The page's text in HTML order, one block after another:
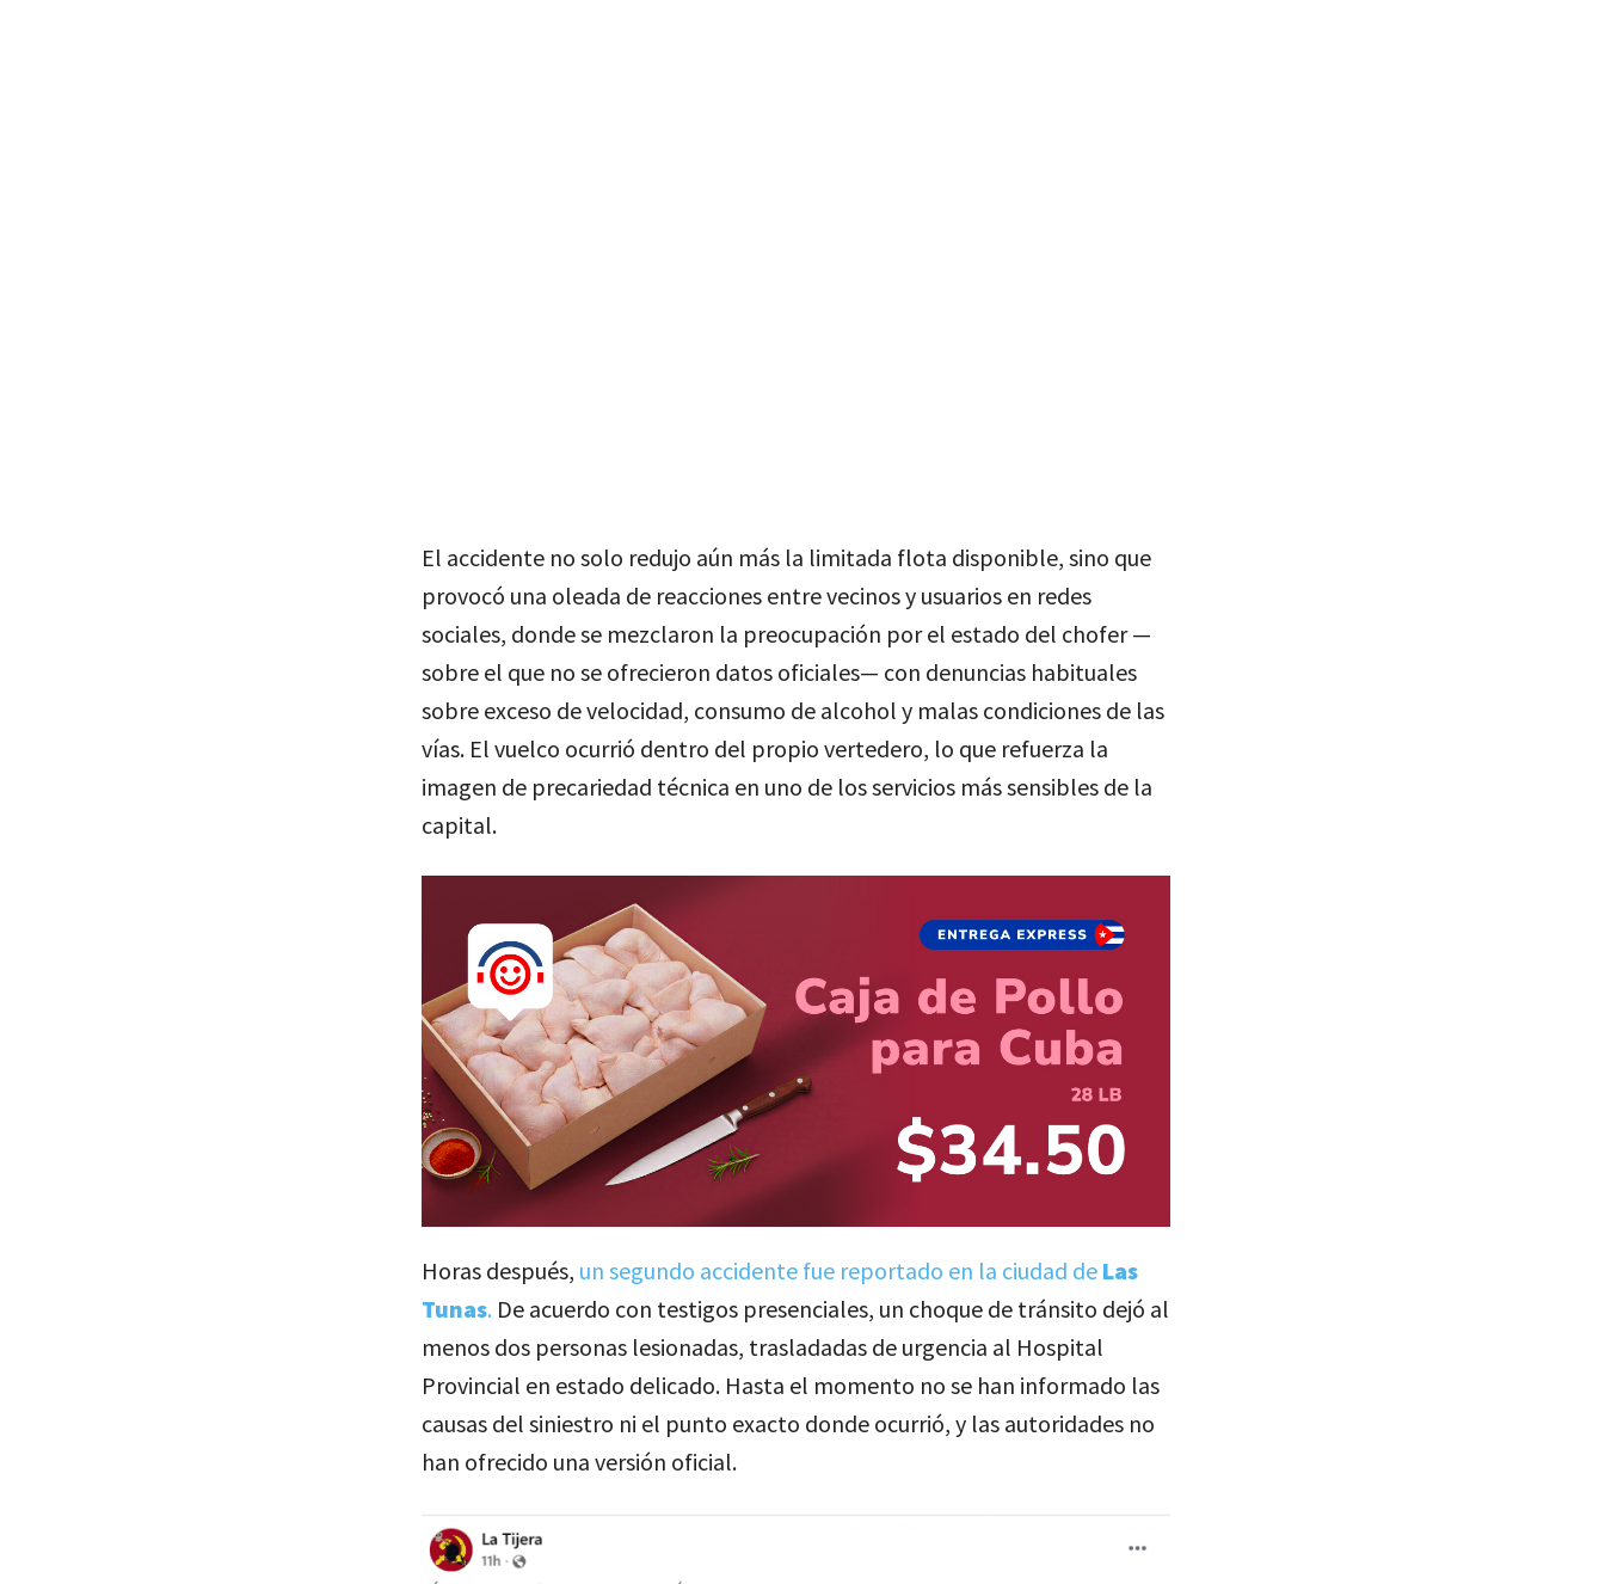
El accidente no solo redujo aún más la limitada flota disponible, sino que
provocó una oleada de reacciones entre vecinos y usuarios en redes
sociales, donde se mezclaron la preocupación por el estado del chofer —
sobre el que no se ofrecieron datos oficiales— con denuncias habituales
sobre exceso de velocidad, consumo de alcohol y malas condiciones de las
vías. El vuelco ocurrió dentro del propio vertedero, lo que refuerza la
imagen de precariedad técnica en uno de los servicios más sensibles de la
capital.
Horas después, un segundo accidente fue reportado en la ciudad de Las
Tunas. De acuerdo con testigos presenciales, un choque de tránsito dejó al
menos dos personas lesionadas, trasladadas de urgencia al Hospital
Provincial en estado delicado. Hasta el momento no se han informado las
causas del siniestro ni el punto exacto donde ocurrió, y las autoridades no
han ofrecido una versión oficial.